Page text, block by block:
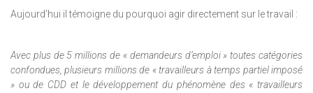
Aujourd’hui il témoigne du pourquoi agir directement sur le travail :
Avec plus de 5 millions de « demandeurs d’emploi » toutes catégories
confondues, plusieurs millions de « travailleurs à temps partiel imposé
» ou de CDD et le développement du phénomène des « travailleurs